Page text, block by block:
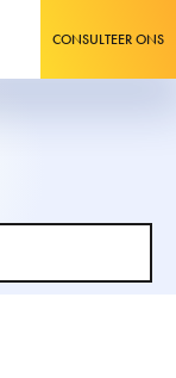
CONSULTEER ONS